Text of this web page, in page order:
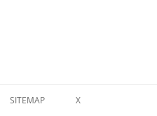
SITEMAP X